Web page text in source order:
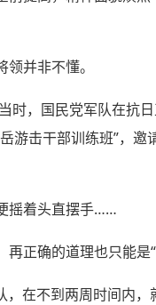
并非不懂。
时，国民党军队在抗
游击干部训练班”，
摇着头直摆手……
正确的道理也只能是
在不到两周时间内，